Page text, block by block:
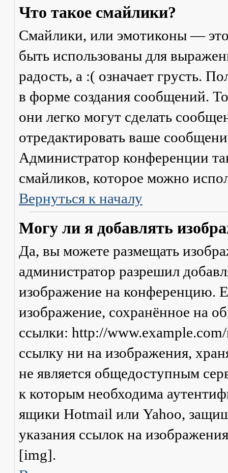
Что такое смайлики?
Смайлики, или эмотиконы —
быть использованы для
радость, а :( означает грусть.
в форме создания сообщений.
они легко могут сделать
отредактировать ваше
Администратор конференции
смайликов, которое можно
Вернуться к началу
Могу ли я добавлять
Да, вы можете размещать
администратор разрешил
изображение на конференцию.
изображение, сохранённое на
ссылки: http://
ссылку ни на изображения,
не является общедоступным
к которым необходима
ящики Hotmail или Yahoo,
указания ссылок на
[img].